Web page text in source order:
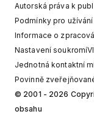
Autorská práva k
Podmínky pro
Informace o
Nastavení soukromí
Jednotná kontaktní
Povinně
© 2001 - 2026
obsahu